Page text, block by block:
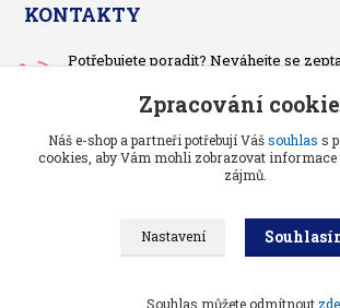
KONTAKTY
Potřebujete poradit? Neváhejte se
Po-čt, po 13 hodině
pietrasova.p@seznam.cz
Vše pro děti a kojence // Grafika a
Zpracování
Náš e-shop a partneři potřebují Vášsouhlas s
cookies, aby Vám mohli zobrazovat
zájmů.
Nastavení
Souhlas můžete odmítnout zde